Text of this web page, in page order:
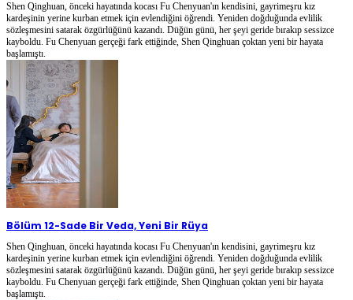
Shen Qinghuan, önceki hayatında kocası Fu Chenyuan'ın kendisini, gayrimeşru kız
kardeşinin yerine kurban etmek için evlendiğini öğrendi. Yeniden doğduğunda evlilik
sözleşmesini satarak özgürlüğünü kazandı. Düğün günü, her şeyi geride bırakıp sessizce
kayboldu. Fu Chenyuan gerçeği fark ettiğinde, Shen Qinghuan çoktan yeni bir hayata
başlamıştı.
Bölüm 12-Sade Bir Veda, Yeni Bir Rüya
Shen Qinghuan, önceki hayatında kocası Fu Chenyuan'ın kendisini, gayrimeşru kız
kardeşinin yerine kurban etmek için evlendiğini öğrendi. Yeniden doğduğunda evlilik
sözleşmesini satarak özgürlüğünü kazandı. Düğün günü, her şeyi geride bırakıp sessizce
kayboldu. Fu Chenyuan gerçeği fark ettiğinde, Shen Qinghuan çoktan yeni bir hayata
başlamıştı.